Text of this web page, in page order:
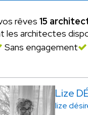
rêves 15
les architectes
Sans engagement
Lize
lize